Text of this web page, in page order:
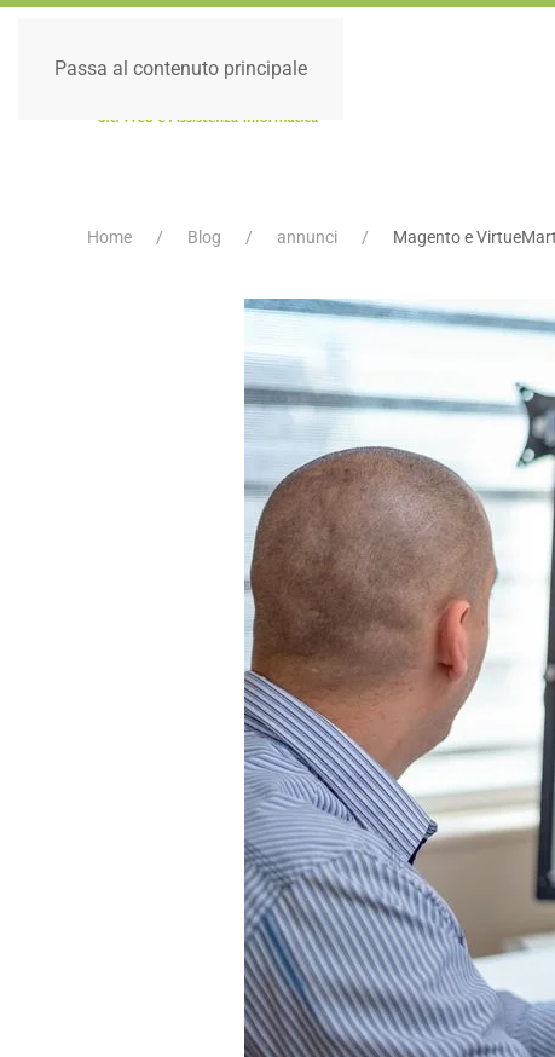
Passa al contenuto principale
Home Blog annunci Magento e VirtueMart